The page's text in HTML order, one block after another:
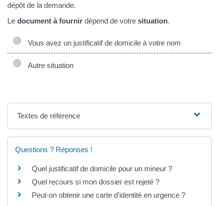
dépôt de la demande.
Le document à fournir dépend de votre situation.
Vous avez un justificatif de domicile à votre nom
Autre situation
Textes de référence
Questions ? Réponses !
Quel justificatif de domicile pour un mineur ?
Quel recours si mon dossier est rejeté ?
Peut-on obtenir une carte d'identité en urgence ?